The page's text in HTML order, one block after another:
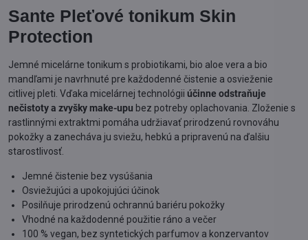
Sante Pleťové tonikum Skin
Protection
Jemné micelárne tonikum s probiotikami, bio aloe vera a bio
mandľami je navrhnuté pre každodenné čistenie a osvieženie
citlivej pleti. Vďaka micelárnej technológii účinne odstraňuje
nečistoty a zvyšky make-upu bez potreby oplachovania. Zloženie s
rastlinnými extraktmi pomáha udržiavať prirodzenú rovnováhu
pokožky a zanecháva ju sviežu, hebkú a pripravenú na ďalšiu
starostlivosť.
Jemné čistenie bez vysúšania
Osviežujúci a upokojujúci účinok
Posilňuje prirodzenú ochrannú bariéru pokožky
Vhodné na každodenné použitie ráno a večer
100 % vegan, bez syntetických parfumov a konzervantov